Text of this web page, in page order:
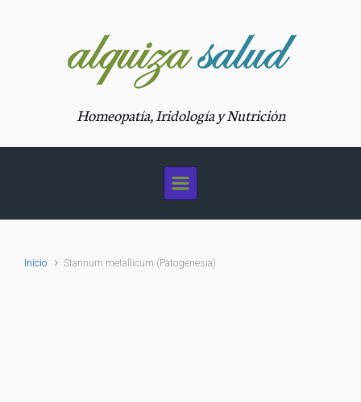
Homeopatía, Iridología y Nutrición
Inicio Stannum metallicum (Patogenesia)